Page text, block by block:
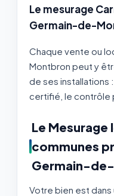
Le mesurage
Germain-de-
Chaque vente ou
Montbron peut y
de ses installations
certifié, le contrôle
Le Mesurage
communes
Germain-
Votre bien est dans